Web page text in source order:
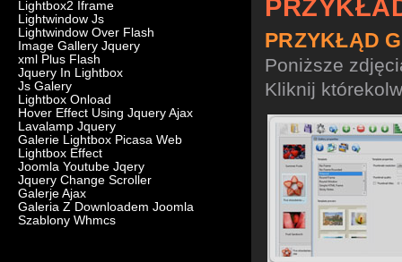
Lightbox2 Iframe
Lightwindow Js
Lightwindow Over Flash
Image Gallery Jquery
xml Plus Flash
Jquery In Lightbox
Js Galery
Lightbox Onload
Hover Effect Using Jquery Ajax
Lavalamp Jquery
Galerie Lightbox Picasa Web
Lightbox Effect
Joomla Youtube Jqery
Jquery Change Scroller
Galerje Ajax
Galeria Z Downloadem Joomla
Szablony Whmcs
PRZYKŁĄD
Poniższe
Kliknij